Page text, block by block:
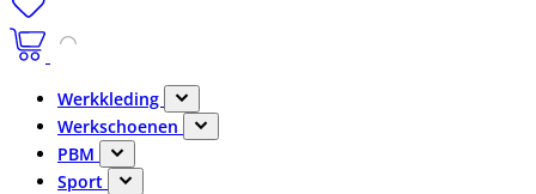
Werkkleding
Werkschoenen
PBM
Sport